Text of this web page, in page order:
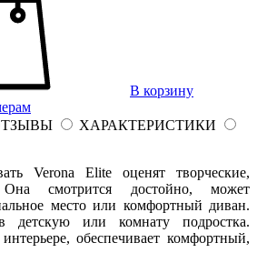
В корзину
ХАРАКТЕРИСТИКИ
Verona Elite оценят творческие,
смотрится достойно, может
место или комфортный диван.
детскую или комнату подростка.
обеспечивает комфортный,